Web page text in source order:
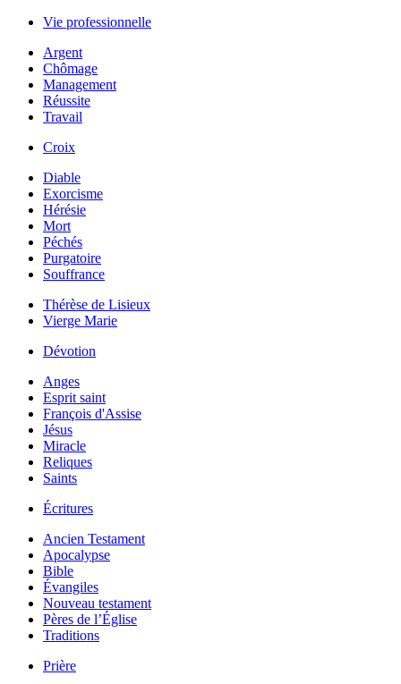
Vie professionnelle
Argent
Chômage
Management
Réussite
Travail
Croix
Diable
Exorcisme
Hérésie
Mort
Péchés
Purgatoire
Souffrance
Thérèse de Lisieux
Vierge Marie
Dévotion
Anges
Esprit saint
François d'Assise
Jésus
Miracle
Reliques
Saints
Écritures
Ancien Testament
Apocalypse
Bible
Évangiles
Nouveau testament
Pères de l’Église
Traditions
Prière